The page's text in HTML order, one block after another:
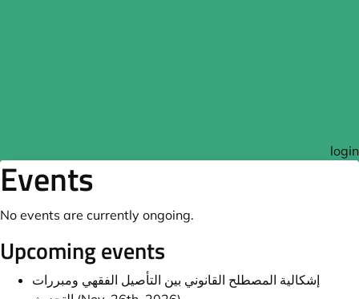
login
Events
No events are currently ongoing.
Upcoming events
إشكالية المصطلح القانوني بين التأصيل الفقهي ومبررات